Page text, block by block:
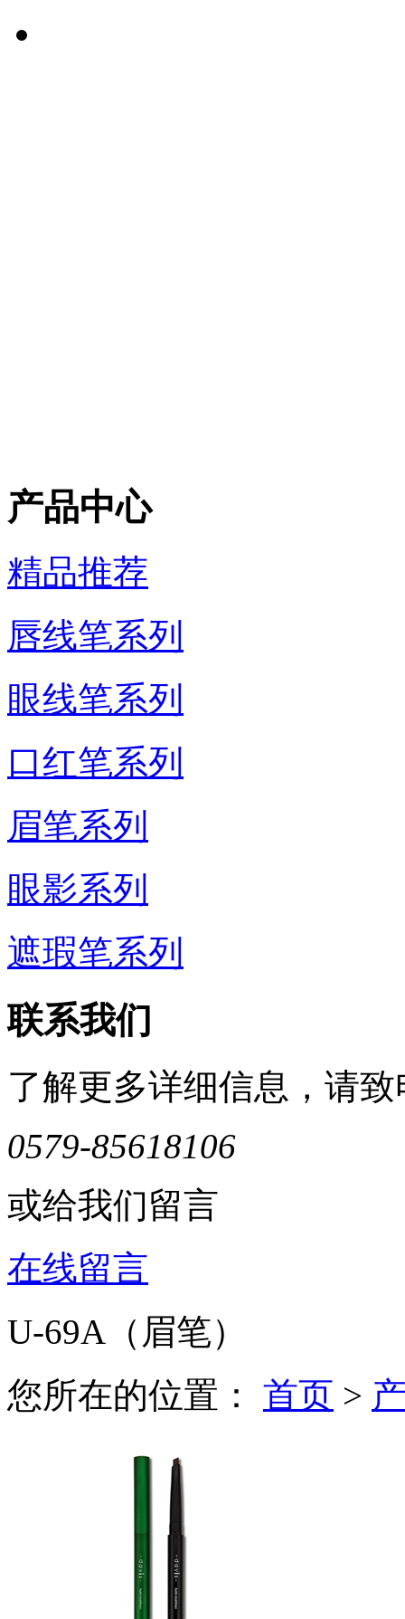
产品中心
精品推荐
唇线笔系列
眼线笔系列
口红笔系列
眉笔系列
眼影系列
遮瑕笔系列
联系我们
了解更多详细信息，请致
0579-85618106
或给我们留言
在线留言
U-69A（眉笔）
您所在的位置： 首页 >